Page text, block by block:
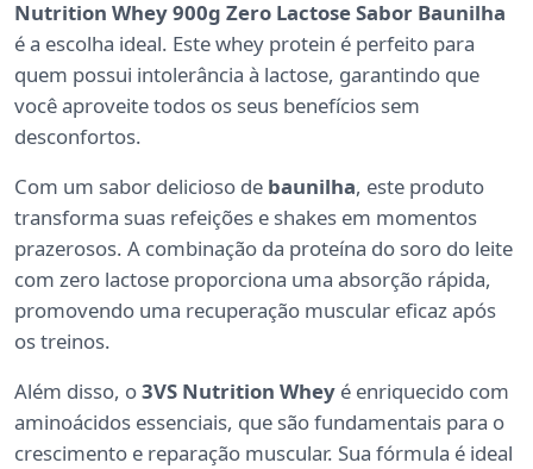
Nutrition Whey 900g Zero Lactose Sabor Baunilha
é a escolha ideal. Este whey protein é perfeito para
quem possui intolerância à lactose, garantindo que
você aproveite todos os seus benefícios sem
desconfortos.
Com um sabor delicioso de baunilha, este produto
transforma suas refeições e shakes em momentos
prazerosos. A combinação da proteína do soro do leite
com zero lactose proporciona uma absorção rápida,
promovendo uma recuperação muscular eficaz após
os treinos.
Além disso, o3VS Nutrition Whey é enriquecido com
aminoácidos essenciais, que são fundamentais para o
crescimento e reparação muscular. Sua fórmula é ideal